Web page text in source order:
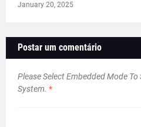
January 20, 2025
Postar um comentário
Please Select Embedded Mode
System. *